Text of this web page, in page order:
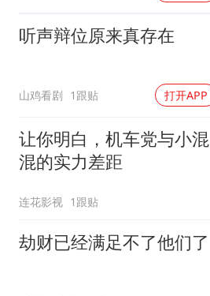
听声辩位原来真存在
山鸡看剧 1跟贴 打开APP
让你明白，机车党与小混
混的实力差距
连花影视 1跟贴
劫财已经满足不了他们了